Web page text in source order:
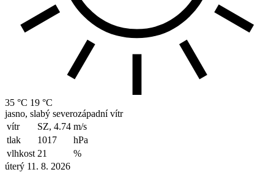
35 °C 19 °C
jasno, slabý severozápadní vítr
vítr
SZ, 4.74 m/s
tlak
1017
hPa
vlhkost 21
%
úterý 11. 8. 2026